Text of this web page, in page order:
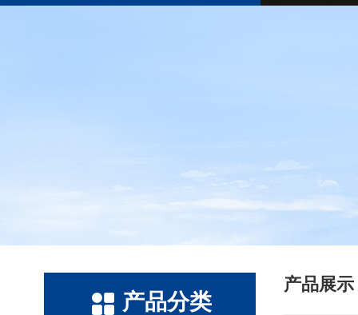
产品分类
产品展示